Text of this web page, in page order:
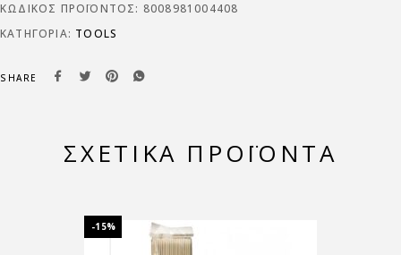
ΚΩΔΙΚΌΣ ΠΡΟΪΌΝΤΟΣ: 8008981004408
ΚΑΤΗΓΟΡΊΑ: TOOLS
SHARE
ΣΧΕΤΙΚΆ ΠΡΟΪΌΝΤΑ
-15%